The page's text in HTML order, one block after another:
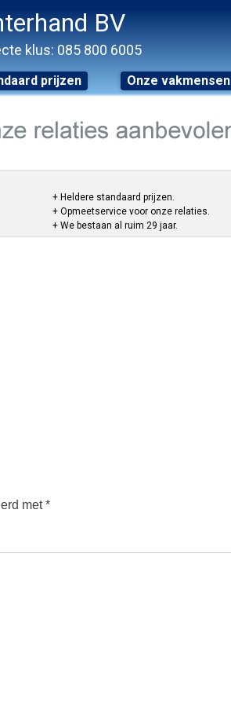
BV
klus: 085 800 6005
prijzen Onze vakmensen
+ Heldere standaard prijzen.
+ Opmeetservice voor onze relaties.
+ We bestaan al ruim 29 jaar.
met*